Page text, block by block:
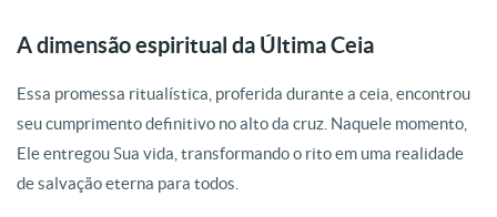
A dimensão espiritual da Última Ceia
Essa promessa ritualística, proferida durante a ceia, encontrou
seu cumprimento definitivo no alto da cruz. Naquele momento,
Ele entregou Sua vida, transformando o rito em uma realidade
de salvação eterna para todos.